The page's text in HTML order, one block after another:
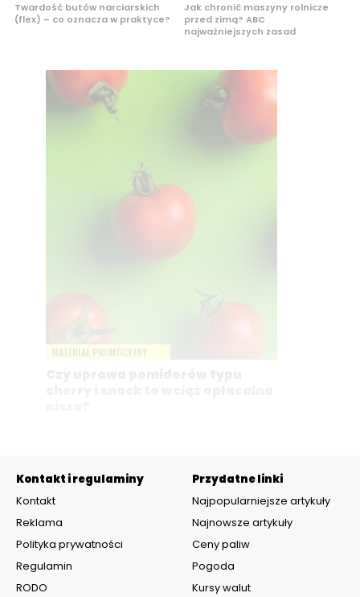
Twardość butów narciarskich
(flex) – co oznacza w praktyce?
Jak chronić maszyny rolnicze
przed zimą? ABC
najważniejszych zasad
Kontakt i regulaminy
Kontakt
Reklama
Polityka prywatności
Regulamin
RODO
Przydatne linki
Najpopularniejsze artykuły
Najnowsze artykuły
Ceny paliw
Pogoda
Kursy walut